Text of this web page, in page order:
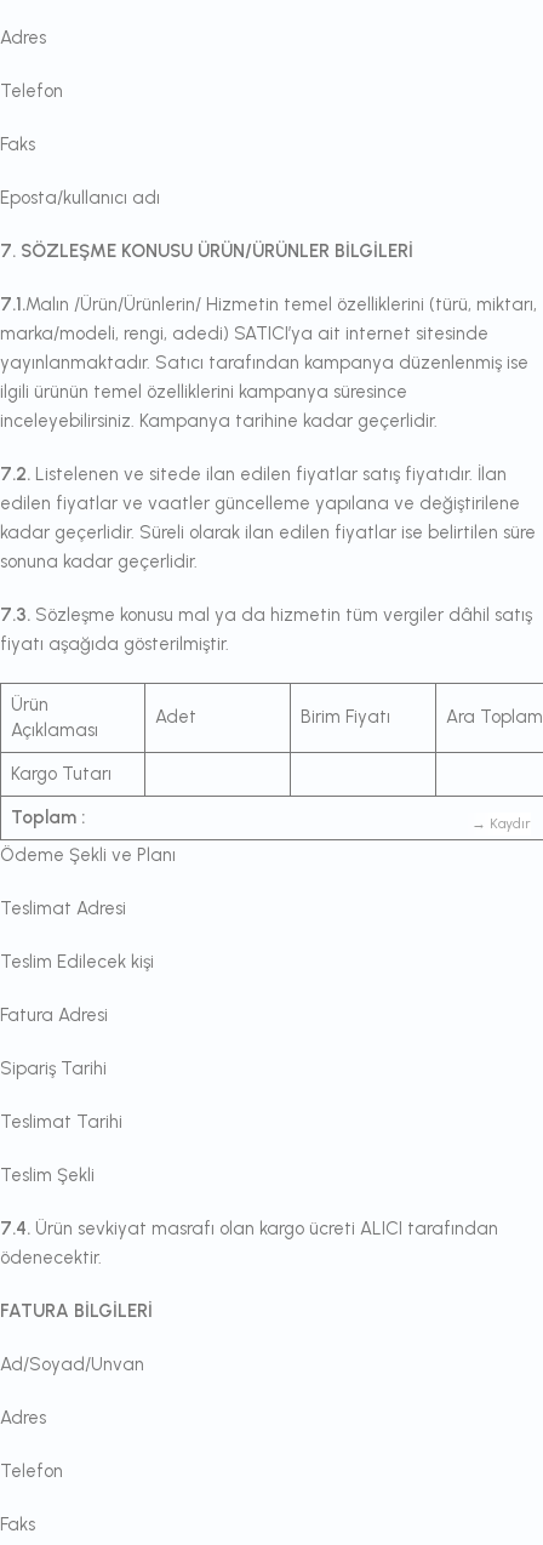
Adres
Telefon
Faks
Eposta/kullanıcı adı
7. SÖZLEŞME KONUSU ÜRÜN/ÜRÜNLER BİLGİLERİ
7.1.Malın /Ürün/Ürünlerin/ Hizmetin temel özelliklerini (türü, miktarı,
marka/modeli, rengi, adedi) SATICI’ya ait internet sitesinde
yayınlanmaktadır. Satıcı tarafından kampanya düzenlenmiş ise
ilgili ürünün temel özelliklerini kampanya süresince
inceleyebilirsiniz. Kampanya tarihine kadar geçerlidir.
7.2. Listelenen ve sitede ilan edilen fiyatlar satış fiyatıdır. İlan
edilen fiyatlar ve vaatler güncelleme yapılana ve değiştirilene
kadar geçerlidir. Süreli olarak ilan edilen fiyatlar ise belirtilen süre
sonuna kadar geçerlidir.
7.3. Sözleşme konusu mal ya da hizmetin tüm vergiler dâhil satış
fiyatı aşağıda gösterilmiştir.
Ürün
Açıklaması
Adet Birim Fiyatı Ara
Kargo Tutarı
Toplam :
Ödeme Şekli ve Planı
Teslimat Adresi
Teslim Edilecek kişi
Fatura Adresi
Sipariş Tarihi
Teslimat Tarihi
Teslim Şekli
7.4. Ürün sevkiyat masrafı olan kargo ücreti ALICI tarafından
ödenecektir.
FATURA BİLGİLERİ
Ad/Soyad/Unvan
Adres
Telefon
Faks